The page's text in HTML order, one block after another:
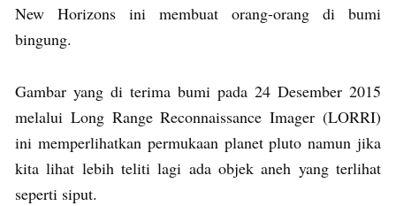
New Horizons ini membuat orang-orang di bumi
bingung.
Gambar yang di terima bumi pada 24 Desember 2015
melalui Long Range Reconnaissance Imager (LORRI)
ini memperlihatkan permukaan planet pluto namun jika
kita lihat lebih teliti lagi ada objek aneh yang terlihat
seperti siput.